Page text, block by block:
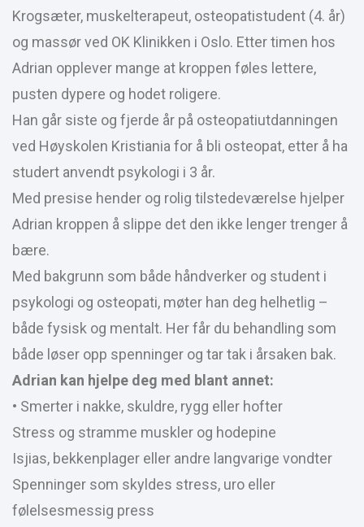
Krogsæter, muskelterapeut, osteopatistudent (4. år)
og massør ved OK Klinikken i Oslo. Etter timen hos
Adrian opplever mange at kroppen føles lettere,
pusten dypere og hodet roligere.
Han går siste og fjerde år på osteopatiutdanningen
ved Høyskolen Kristiania for å bli osteopat, etter å ha
studert anvendt psykologi i 3 år.
Med presise hender og rolig tilstedeværelse hjelper
Adrian kroppen å slippe det den ikke lenger trenger å
bære.
Med bakgrunn som både håndverker og student i
psykologi og osteopati, møter han deg helhetlig –
både fysisk og mentalt. Her får du behandling som
både løser opp spenninger og tar tak i årsaken bak.
Adrian kan hjelpe deg med blant annet:
• Smerter i nakke, skuldre, rygg eller hofter
Stress og stramme muskler og hodepine
Isjias, bekkenplager eller andre langvarige vondter
Spenninger som skyldes stress, uro eller
følelsesmessig press